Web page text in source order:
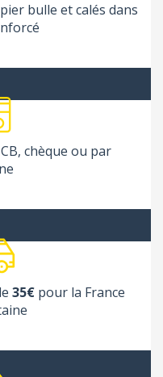
bulle et calés dans
chèque ou par
35€pour la France